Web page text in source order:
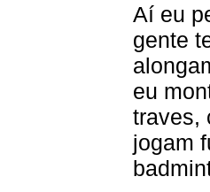
Aí eu
gente
eu
traves,
jogam